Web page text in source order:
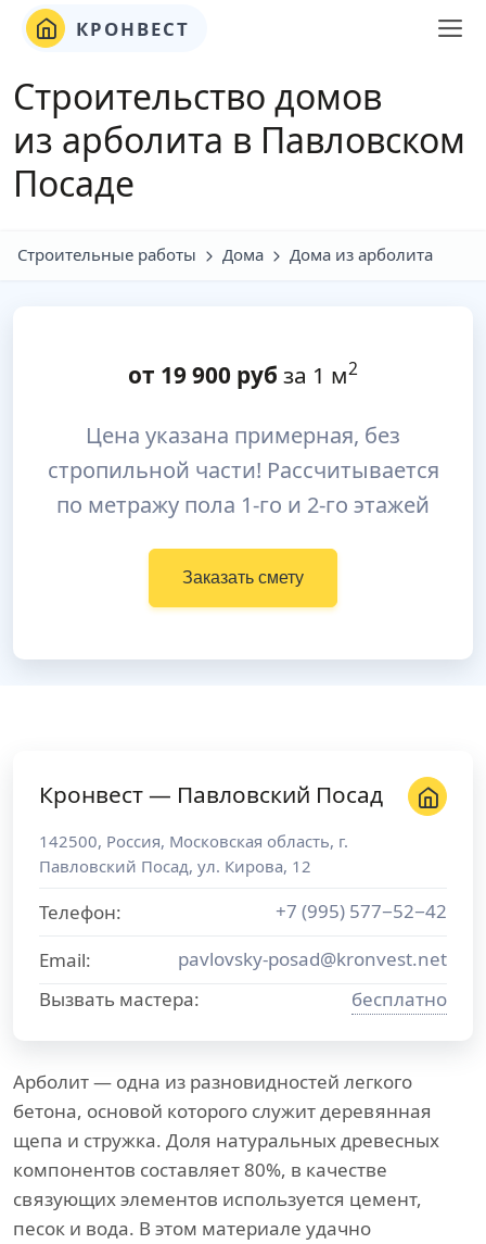
КРОНВЕСТ
Строительство домов
из арболита в Павловском
Посаде
Строительные работы Дома Дома из арболита
от 19 900 руб за 1 м2
Цена указана примерная, без
стропильной части! Рассчитывается
по метражу пола 1-го и 2-го этажей
Заказать смету
Арболит — одна из разновидностей легкого
бетона, основой которого служит деревянная
щепа и стружка. Доля натуральных древесных
компонентов составляет 80%, в качестве
связующих элементов используется цемент,
песок и вода. В этом материале удачно
Кронвест — Павловский Посад
142500, Россия, Московская область, г.
Павловский Посад, ул. Кирова, 12
Телефон:
+7 (995) 577−52−42
Email:
pavlovsky-posad@kronvest.net
Вызвать мастера:
бесплатно